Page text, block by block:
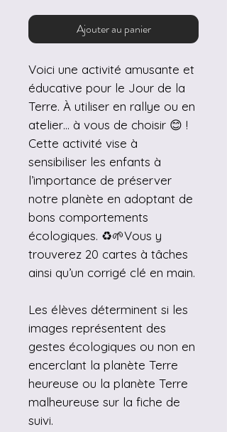
Ajouter au panier
Voici une activité amusante et
éducative pour le Jour de la
Terre. À utiliser en rallye ou en
atelier… à vous de choisir 😊 !
Cette activité vise à
sensibiliser les enfants à
l’importance de préserver
notre planète en adoptant de
bons comportements
écologiques. ♻️🌱Vous y
trouverez 20 cartes à tâches
ainsi qu’un corrigé clé en main.
Les élèves déterminent si les
images représentent des
gestes écologiques ou non en
encerclant la planète Terre
heureuse ou la planète Terre
malheureuse sur la fiche de
suivi.